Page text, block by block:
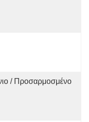
/ Προσαρμοσμένο